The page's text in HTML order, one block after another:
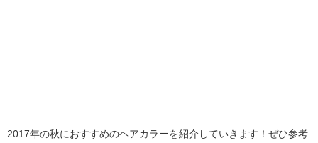
2017年の秋におすすめのヘアカラーを紹介していきます！ぜひ参考